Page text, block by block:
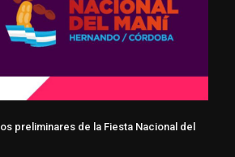
preliminares de la Fiesta Nacional del